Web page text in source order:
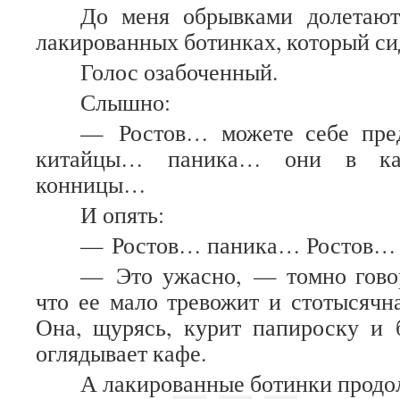
До меня обрывками
лакированных ботинках, который
Голос озабоченный.
Слышно:
— Ростов… можете себе
китайцы… паника… они в
конницы…
И опять:
— Ростов… паника…
— Это ужасно, — томно
что ее мало тревожит и
Она, щурясь, курит папироску и
оглядывает кафе.
А лакированные ботинки